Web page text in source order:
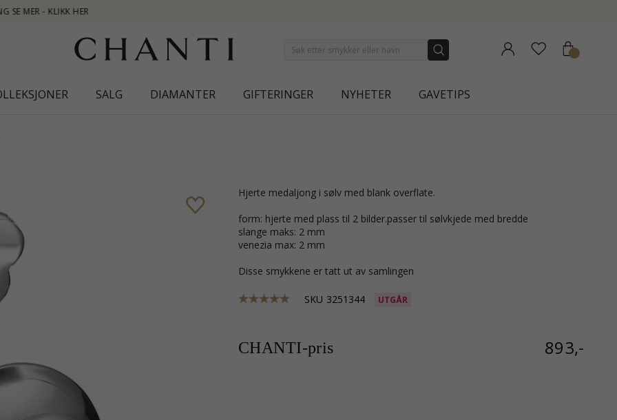
SALG DIAMANTER GIFTERINGER NYHETER GAVETIPS
hjerte medaljong i sølv med blank overflate.
form: hjerte med plass til 2 bilder.passer til sølvkjede med bredde
slange maks: 2 mm
venezia max: 2 mm
Disse smykkene er tatt ut av samlingen
SKU 3251344 UTGÅR
CHANTI-pris 893,-